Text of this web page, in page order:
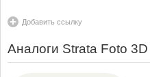
Добавить ссылку
Аналоги Strata Foto